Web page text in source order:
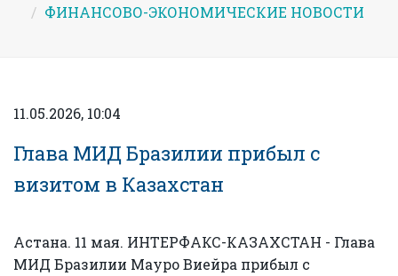
ФИНАНСОВО-ЭКОНОМИЧЕСКИЕ НОВОСТИ
11.05.2026, 10:04
Глава МИД Бразилии прибыл с
визитом в Казахстан
Астана. 11 мая. ИНТЕРФАКС-КАЗАХСТАН - Глава
МИД Бразилии Мауро Виейра прибыл с